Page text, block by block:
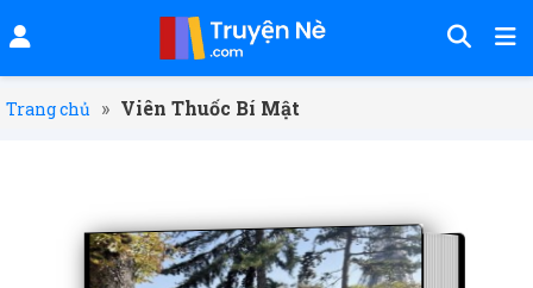
Trang chủ » Viên Thuốc Bí Mật